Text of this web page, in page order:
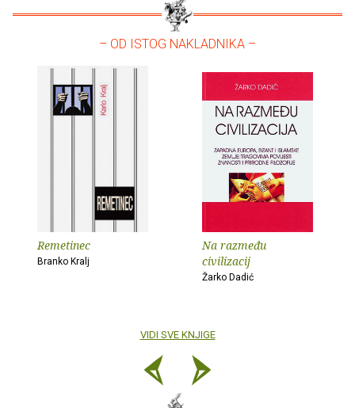
– OD ISTOG NAKLADNIKA –
Remetinec
Branko Kralj
Na razmeđu
civilizacij
Žarko Dadić
VIDI SVE KNJIGE